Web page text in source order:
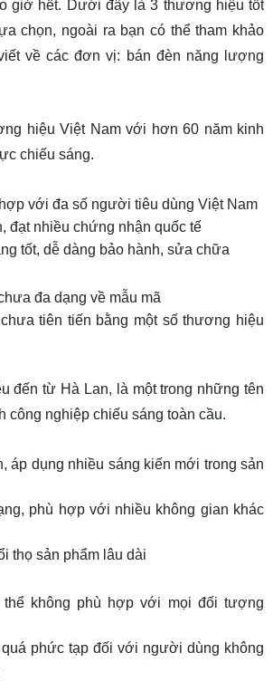
giờ hết. Dưới đây là 3 thương hiệu tốt
chọn, ngoài ra bạn có thể tham khảo
về các đơn vị: bán đèn năng lượng
hiệu Việt Nam với hơn 60 năm kinh
chiếu sáng.
với đa số người tiêu dùng Việt Nam
đạt nhiều chứng nhận quốc tế
tốt, dễ dàng bảo hành, sửa chữa
đa dạng về mẫu mã
tiên tiến bằng một số thương hiệu
đến từ Hà Lan, là một trong những tên
công nghiệp chiếu sáng toàn cầu.
áp dụng nhiều sáng kiến mới trong sản
phù hợp với nhiều không gian khác
thọ sản phẩm lâu dài
thể không phù hợp với mọi đối tượng
quá phức tạp đối với người dùng không